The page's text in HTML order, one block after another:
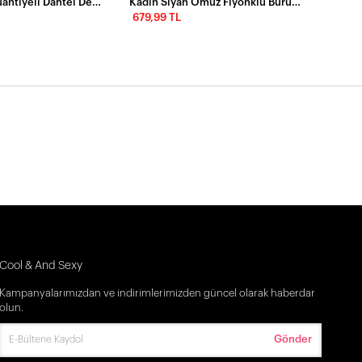
679,99 TL
Cool & And Sexy
Kampanyalarımızdan ve indirimlerimizden güncel olarak haberdar
olun.
Gönder